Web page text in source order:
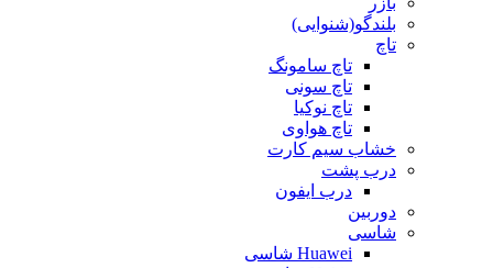
بلندگو(شنوایی)
تاچ
تاچ سامونگ
تاچ سونی
تاچ نوکیا
تاچ هواوی
خشاب سیم کارت
درب پشت
درب ایفون
دوربین
شاسی
Huawei شاسی